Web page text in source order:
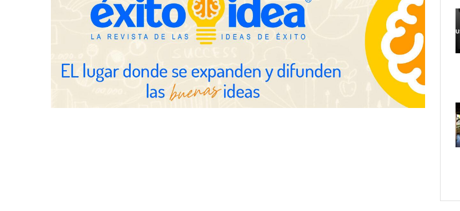
Schaeffler mejora su rentabilidad
NOVA: innovación y diseño que
transforman espacios de la mano
de Tormo Franquicias
Eagle Waterproofing recomienda
revisar la impermeabilización de